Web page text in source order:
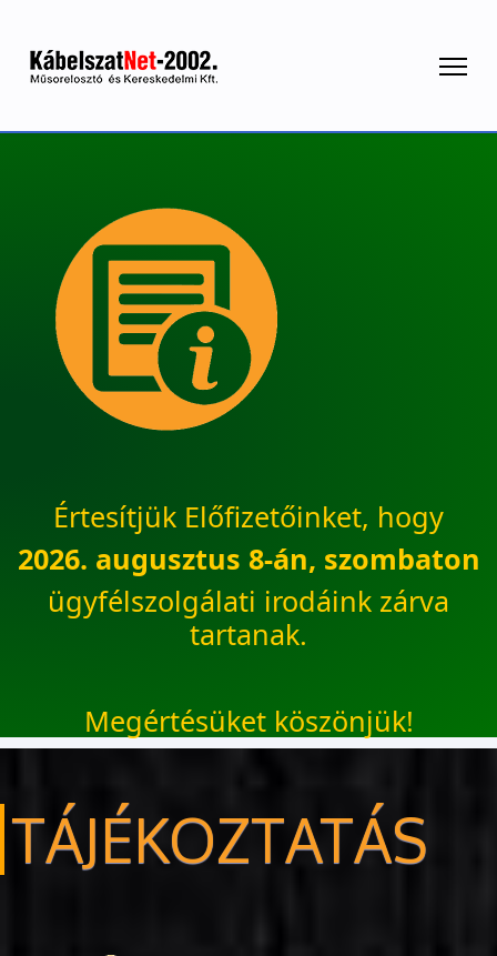
Értesítjük Előfizetőinket, hogy
2026. augusztus 8-án, szombaton
ügyfélszolgálati irodáink zárva
tartanak.
Megértésüket köszönjük!
TÁJÉKOZTATÁS